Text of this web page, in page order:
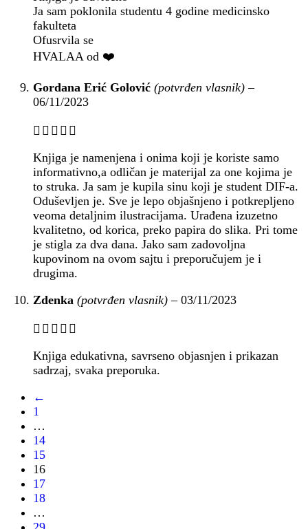
Ja sam poklonila studentu 4 godine medicinsko
fakulteta
Ofusrvila se
HVALAA od ❤️
Gordana Erić Golović (potvrđen vlasnik) –
06/11/2023
Knjiga je namenjena i onima koji je koriste samo
informativno,a odličan je materijal za one kojima je
to struka. Ja sam je kupila sinu koji je student DIF-a.
Oduševljen je. Sve je lepo objašnjeno i potkrepljeno
veoma detaljnim ilustracijama. Urađena izuzetno
kvalitetno, od korica, preko papira do slika. Pri tome
je stigla za dva dana. Jako sam zadovoljna
kupovinom na ovom sajtu i preporučujem je i
drugima.
Zdenka (potvrđen vlasnik) – 03/11/2023
Knjiga edukativna, savrseno objasnjen i prikazan
sadrzaj, svaka preporuka.
←
1
…
14
15
16
17
18
…